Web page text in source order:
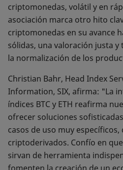
criptomonedas, volátil y en
asociación marca otro hito
criptomonedas en su avance
sólidas, una valoración justa
la normalización de los
Christian Bahr, Head Index
Information, SIX, afirma: "La
índices BTC y ETH reafirma
ofrecer soluciones
casos de uso muy
criptoderivados. Confío en
sirvan de herramienta